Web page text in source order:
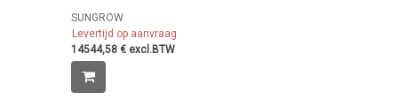
SUNGROW
Levertijd op aanvraag
14544,58 € excl.BTW